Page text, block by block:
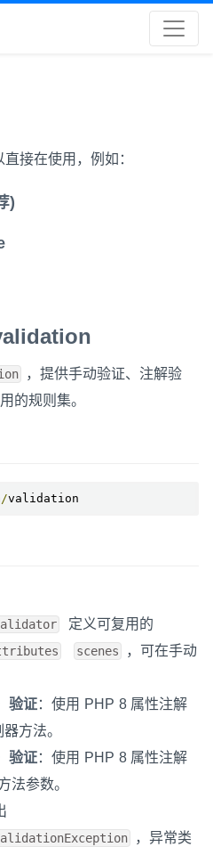
接在使用，例如：
)
，提供手动验证、注解验
的规则集。
/validation
定义可复用的
scenes
，可在手动
验证：使用 PHP 8 属性注解
方法。
验证：使用 PHP 8 属性注解
法参数。
，异常类